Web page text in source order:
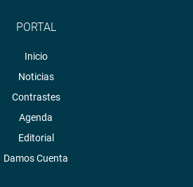
PORTAL
Inicio
Noticias
Contrastes
Agenda
Editorial
Damos Cuenta